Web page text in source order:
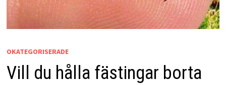
OKATEGORISERADE
Vill du hålla fästingar borta